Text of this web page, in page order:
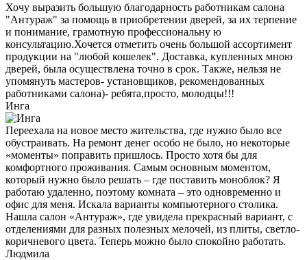
Хочу выразить большую благодарность работникам салона
"Антураж" за помощь в приобретении дверей, за их терпение
и понимание, грамотную профессиональну ю
консультацию.Хочется отметить очень большой ассортимент
продукции на "любой кошелек". Доставка, купленных мною
дверей, была осуществлена точно в срок. Также, нельзя не
упомянуть мастеров- установщиков, рекомендованных
работниками салона)- ребята,просто, молодцы!!!
Инга
Переехала на новое место жительства, где нужно было все
обустраивать. На ремонт денег особо не было, но некоторые
«моменты» поправить пришлось. Просто хотя бы для
комфортного проживания. Самым основным моментом,
который нужно было решать – где поставить моноблок? Я
работаю удаленно, поэтому комната – это одновременно и
офис для меня. Искала варианты компьютерного столика.
Нашла салон «Антураж», где увидела прекрасный вариант, с
отделениями для разных полезных мелочей, из плиты, светло-
коричневого цвета. Теперь можно было спокойно работать.
Людмила